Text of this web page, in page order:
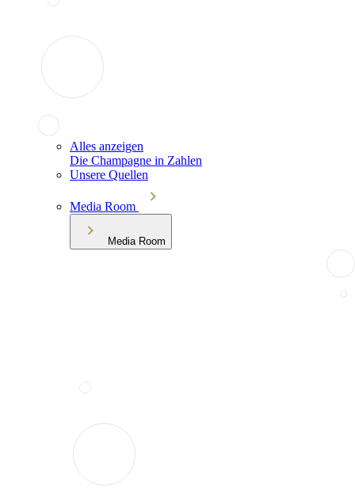
Alles anzeigen
Die Champagne in Zahlen
Unsere Quellen
Media Room
Media Room